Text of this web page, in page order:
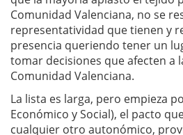
Comunidad Valenciana, no se
representatividad que tienen y
presencia queriendo tener un
tomar decisiones que afecten a
Comunidad Valenciana.
La lista es larga, pero empieza
Económico y Social), el pacto
cualquier otro autonómico,